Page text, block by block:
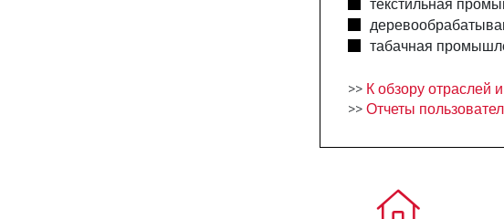
текстильная
табачная
>> К обзору отраслей
>> Отчеты